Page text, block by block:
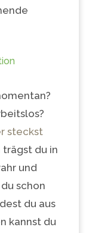
steckst
du in
und
schon
du aus
kannst du